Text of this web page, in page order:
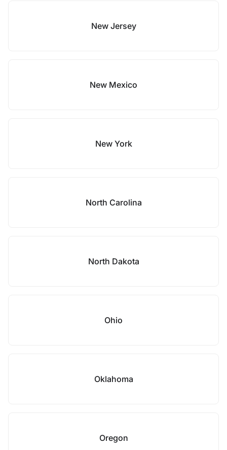
New Jersey
New Mexico
New York
North Carolina
North Dakota
Ohio
Oklahoma
Oregon